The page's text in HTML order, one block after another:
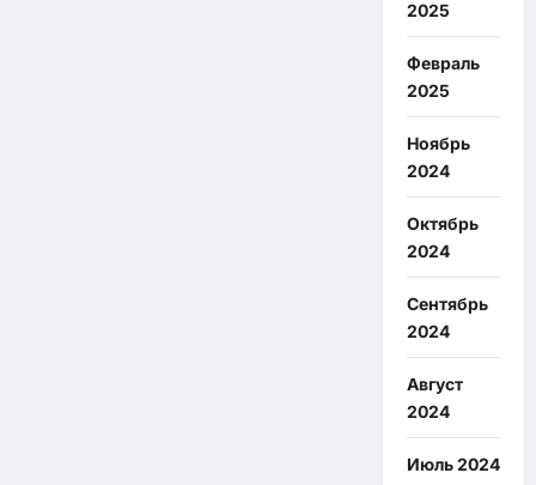
2025
Февраль
2025
Ноябрь
2024
Октябрь
2024
Сентябрь
2024
Август
2024
Июль 2024